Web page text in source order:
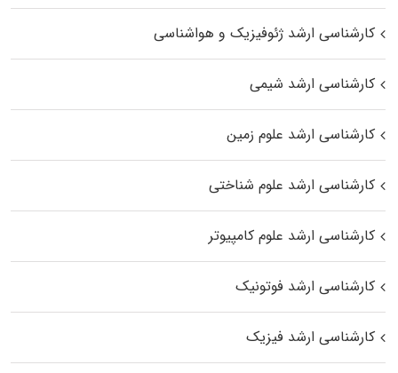
کارشناسی ارشد ژئوفیزیک و هواشناسی
کارشناسی ارشد شیمی
کارشناسی ارشد علوم زمین
کارشناسی ارشد علوم شناختی
کارشناسی ارشد علوم کامپیوتر
کارشناسی ارشد فوتونیک
کارشناسی ارشد فیزیک